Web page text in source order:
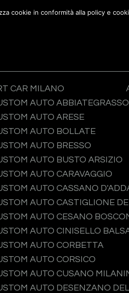
CAR MILANO
AUTO ABBIATEGRASSO
AUTO ARESE
AUTO BOLLATE
AUTO BRESSO
AUTO BUSTO ARSIZIO
AUTO CARAVAGGIO
AUTO CASSANO
AUTO CASTIGLIONE
AUTO CESANO
AUTO CINISELLO
AUTO CORBETTA
AUTO CORSICO
AUTO CUSANO
AUTO DESENZANO
cookie in conformità alla policy e